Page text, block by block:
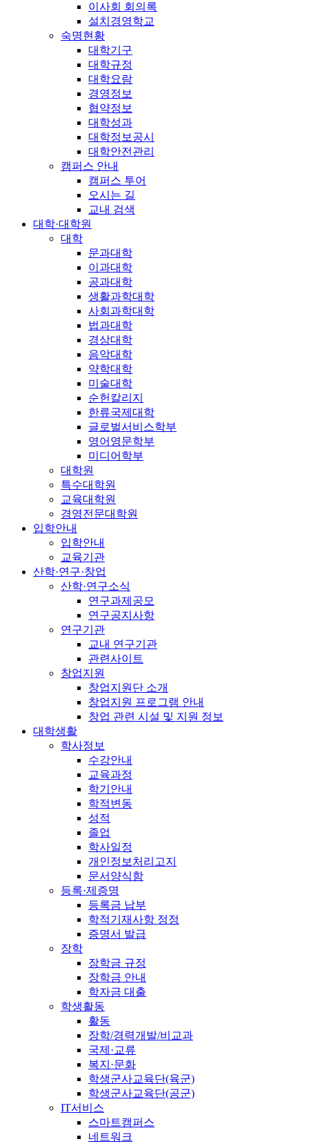
이사회 회의록
설치경영학교
숙명현황
대학기구
대학규정
대학요람
경영정보
협약정보
대학성과
대학정보공시
대학안전관리
캠퍼스 안내
캠퍼스 투어
오시는 길
교내 검색
대학·대학원
대학
문과대학
이과대학
공과대학
생활과학대학
사회과학대학
법과대학
경상대학
음악대학
약학대학
미술대학
순헌칼리지
한류국제대학
글로벌서비스학부
영어영문학부
미디어학부
대학원
특수대학원
교육대학원
경영전문대학원
입학안내
입학안내
교육기관
산학·연구·창업
산학·연구소식
연구과제공모
연구공지사항
연구기관
교내 연구기관
관련사이트
창업지원
창업지원단 소개
창업지원 프로그램 안내
창업 관련 시설 및 지원 정보
대학생활
학사정보
수강안내
교육과정
학기안내
학적변동
성적
졸업
학사일정
개인정보처리고지
문서양식함
등록·제증명
등록금 납부
학적기재사항 정정
증명서 발급
장학
장학금 규정
장학금 안내
학자금 대출
학생활동
활동
장학/경력개발/비교과
국제·교류
복지·문화
학생군사교육단(육군)
학생군사교육단(공군)
IT서비스
스마트캠퍼스
네트워크